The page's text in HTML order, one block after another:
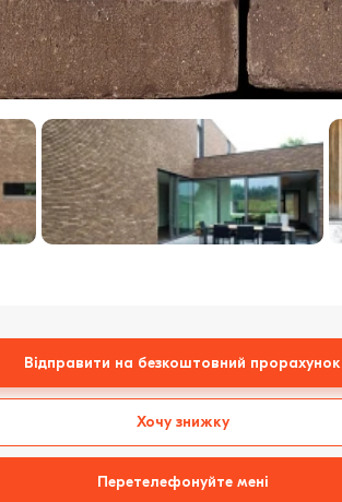
Відправити на безкоштовний прорахунок
Хочу знижку
Перетелефонуйте мені